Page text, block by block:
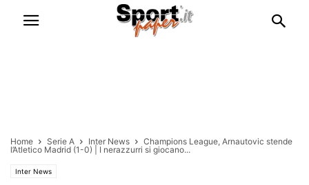
Home Serie A Inter News
Champions League, Arnautovic stende
l’Atletico Madrid (1-0) | I nerazzurri si giocano...
Inter News